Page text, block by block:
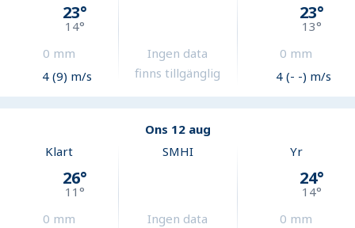
23°
14°
0 mm
4 (9) m/s
Ingen data
finns tillgänglig
23°
13°
0 mm
4 (- -) m/s
Ons 12 aug
Klart
26°
11°
0 mm
SMHI
Ingen data
Yr
24°
14°
0 mm